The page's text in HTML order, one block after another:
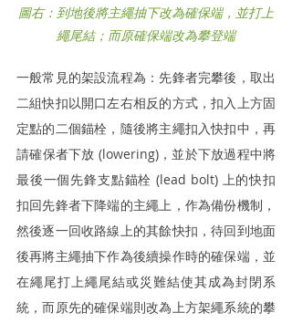
圖右：到地後將主繩抽下改為確保端，並打上
繩尾結；而原確保端改為攀登端
一般常見的架設流程為：先鋒者完攀後，取出
二組快扣以開口左右相反的方式，扣入上方固
定點的二個錨栓，隨後將主繩扣入快扣中，再
請確保者下放 (lowering)，並於下放過程中將
最後一個先鋒支點錨栓 (lead bolt) 上的快扣
扣回先鋒者下降端的主繩上，作為備份機制，
然後逐一回收路線上的其餘快扣，待回到地面
後再將主繩抽下作為後續操作時的確保端，並
在繩尾打上繩尾結或災難結使其成為封閉系
統，而原先的確保端則改為上方架繩系統的攀